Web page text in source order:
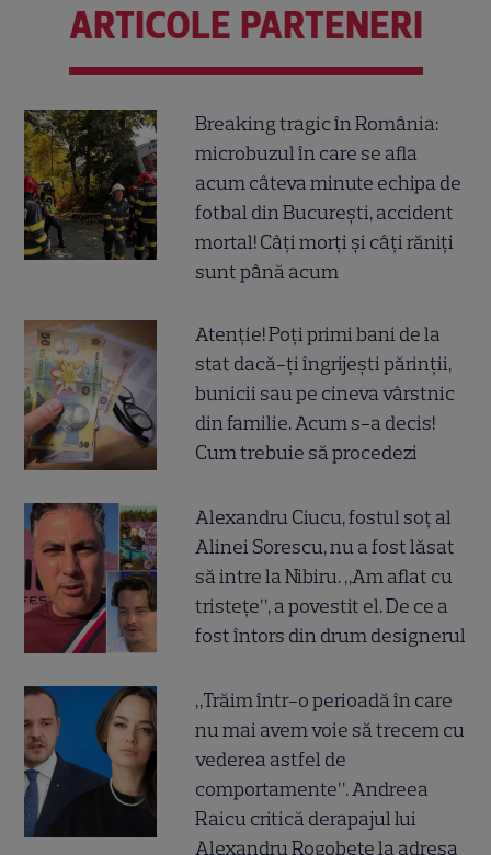
ARTICOLE PARTENERI
Breaking tragic în România:
microbuzul în care se afla
acum câteva minute echipa de
fotbal din București, accident
mortal! Câți morți și câți răniți
sunt până acum
Atenție! Poți primi bani de la
stat dacă-ți îngrijești părinții,
bunicii sau pe cineva vârstnic
din familie. Acum s-a decis!
Cum trebuie să procedezi
Alexandru Ciucu, fostul soț al
Alinei Sorescu, nu a fost lăsat
să intre la Nibiru. „Am aflat cu
tristețe”, a povestit el. De ce a
fost întors din drum designerul
„Trăim într-o perioadă în care
nu mai avem voie să trecem cu
vederea astfel de
comportamente”. Andreea
Raicu critică derapajul lui
Alexandru Rogobete la adresa